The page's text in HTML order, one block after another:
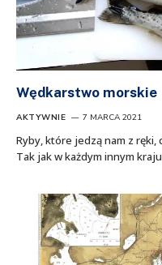
Wędkarstwo morskie
AKTYWNIE 7 MARCA 2021
Ryby, które jedzą nam z
Tak jak w każdym innym